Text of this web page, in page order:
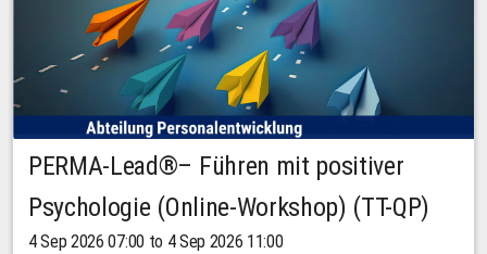
PERMA-Lead®– Führen mit positiver
Psychologie (Online-Workshop) (TT-QP)
4 Sep 2026 07:00 to 4 Sep 2026 11:00